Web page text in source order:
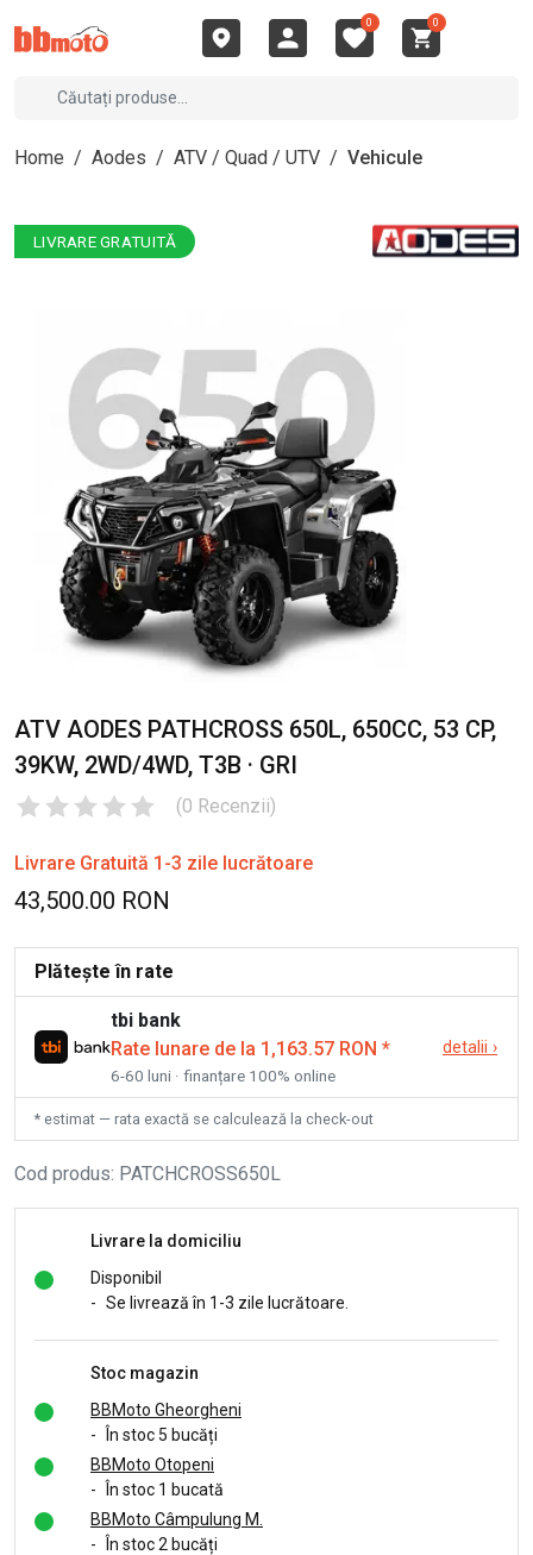
0 0
Home / Aodes / ATV / Quad / UTV / Vehicule
LIVRARE GRATUITĂ
ATV AODES PATHCROSS 650L, 650CC, 53 CP,
39KW, 2WD/4WD, T3B · GRI
(0 Recenzii)
Livrare Gratuită 1-3 zile lucrătoare
43,500.00 RON
Plătește în rate
tbi bank
Rate lunare de la 1,163.57 RON *
6-60 luni · finanțare 100% online
detalii ›
* estimat — rata exactă se calculează la check-out
Cod produs: PATCHCROSS650L
Livrare la domiciliu
Disponibil
- Se livrează în 1-3 zile lucrătoare.
Stoc magazin
BBMoto Gheorgheni
-
În stoc 5 bucăți
BBMoto Otopeni
-
În stoc 1 bucată
BBMoto Câmpulung M.
-
În stoc 2 bucăți